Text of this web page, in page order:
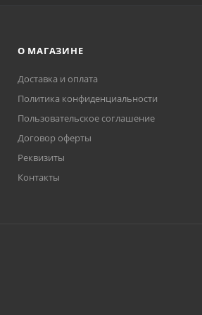
О МАГАЗИНЕ
Доставка и оплата
Политика конфиденциальности
Пользовательское соглашение
Договор оферты
Реквизиты
Контакты